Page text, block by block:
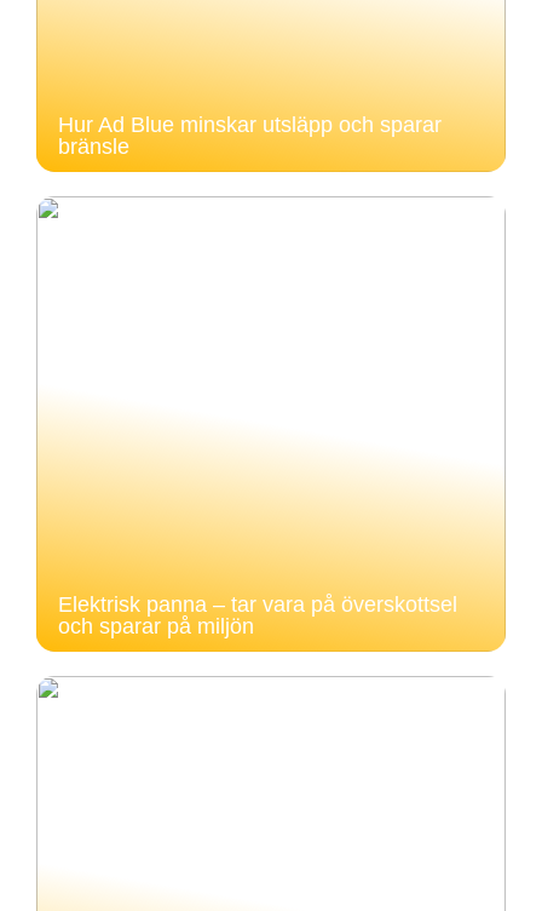
Hur Ad Blue minskar utsläpp och sparar
bränsle
Elektrisk panna – tar vara på överskottsel
och sparar på miljön